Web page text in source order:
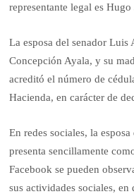
representante legal es
La esposa del senador
Concepción Ayala, y su
acreditó el número de
Hacienda, en carácter de
En redes sociales, la
presenta sencillamente
Facebook se pueden
sus actividades sociales, en